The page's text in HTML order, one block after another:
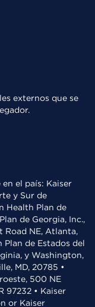
externos que se
en el país: Kaiser
y Sur de
Health Plan de
de Georgia, Inc.,
Road NE, Atlanta,
de Estados del
y Washington,
MD, 20785 •
500 NE
97232 • Kaiser
or Kaiser